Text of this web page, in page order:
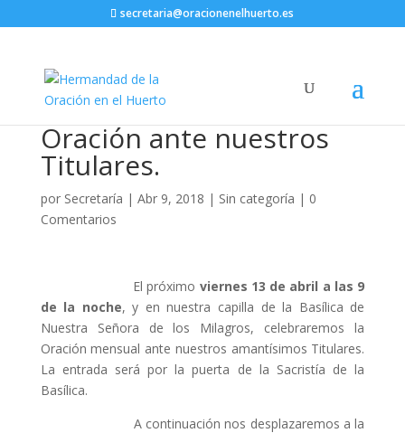
secretaria@oracionenelhuerto.es
Oración ante nuestros
Titulares.
por Secretaría | Abr 9, 2018 | Sin categoría | 0
Comentarios
El próximo viernes 13 de abril a las 9
de la noche, y en nuestra capilla de la Basílica de
Nuestra Señora de los Milagros, celebraremos la
Oración mensual ante nuestros amantísimos Titulares.
La entrada será por la puerta de la Sacristía de la
Basílica.
A continuación nos desplazaremos a la